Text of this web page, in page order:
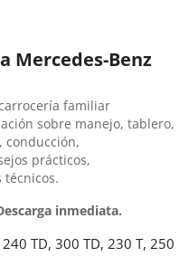
Mercedes-Benz
familiar
sobre manejo, tablero,
conducción,
prácticos,
inmediata.
TD, 300 TD, 230 T, 250